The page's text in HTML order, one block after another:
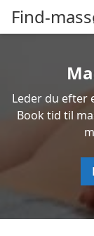
Find-
Leder du efter
Book tid til